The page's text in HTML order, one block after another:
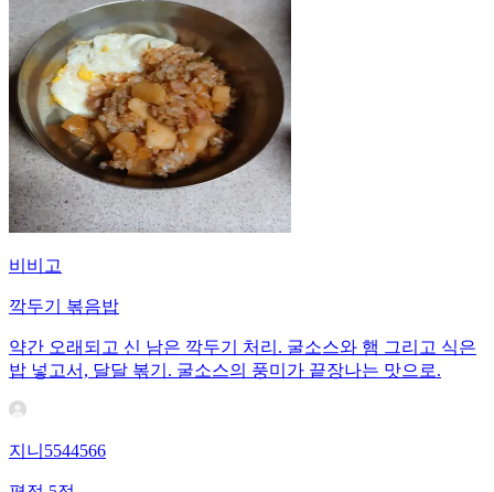
비비고
깍두기 볶음밥
약간 오래되고 신 남은 깍두기 처리. 굴소스와 햄 그리고 식은
밥 넣고서, 달달 볶기. 굴소스의 풍미가 끝장나는 맛으로.
지니5544566